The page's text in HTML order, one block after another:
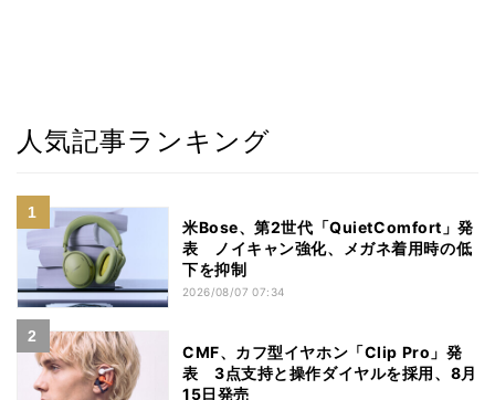
人気記事ランキング
米Bose、第2世代「QuietComfort」発
表 ノイキャン強化、メガネ着用時の低
下を抑制
2026/08/07 07:34
CMF、カフ型イヤホン「Clip Pro」発
表 3点支持と操作ダイヤルを採用、8月
15日発売